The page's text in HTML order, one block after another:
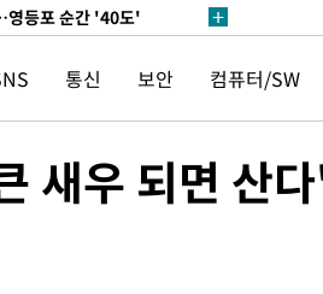
영등포 순간 '40도'
801.67 마감
내린 6296.38 마감
켓 달 충돌 흔적 포착
차기 끝 과달라하라 격파
며 폭염 잠시 꺾인다"
통신 보안 컴퓨터/SW
새우 되면 산